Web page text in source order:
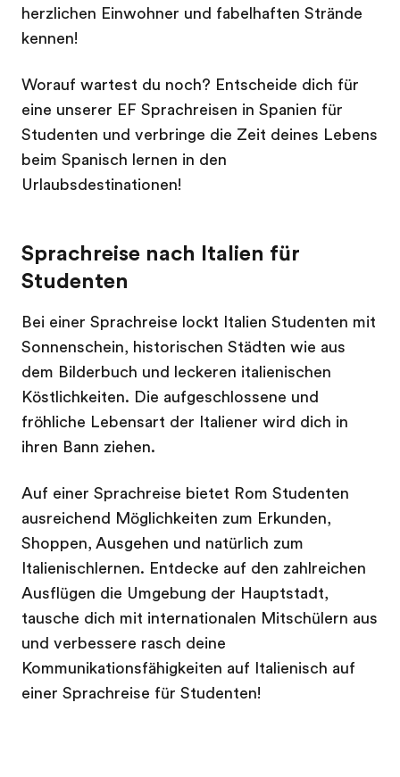
herzlichen Einwohner und fabelhaften Strände
kennen!
Worauf wartest du noch? Entscheide dich für
eine unserer EF Sprachreisen in Spanien für
Studenten und verbringe die Zeit deines Lebens
beim Spanisch lernen in den
Urlaubsdestinationen!
Sprachreise nach Italien für
Studenten
Bei einer Sprachreise lockt Italien Studenten mit
Sonnenschein, historischen Städten wie aus
dem Bilderbuch und leckeren italienischen
Köstlichkeiten. Die aufgeschlossene und
fröhliche Lebensart der Italiener wird dich in
ihren Bann ziehen.
Auf einer Sprachreise bietet Rom Studenten
ausreichend Möglichkeiten zum Erkunden,
Shoppen, Ausgehen und natürlich zum
Italienischlernen. Entdecke auf den zahlreichen
Ausflügen die Umgebung der Hauptstadt,
tausche dich mit internationalen Mitschülern aus
und verbessere rasch deine
Kommunikationsfähigkeiten auf Italienisch auf
einer Sprachreise für Studenten!